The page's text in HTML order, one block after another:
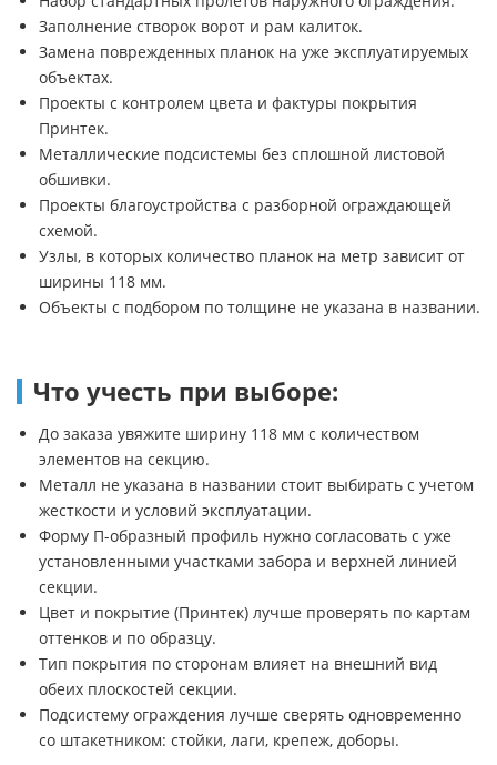
Заполнение створок ворот и рам калиток.
Замена поврежденных планок на уже эксплуатируемых
объектах.
Проекты с контролем цвета и фактуры покрытия
Принтек.
Металлические подсистемы без сплошной листовой
обшивки.
Проекты благоустройства с разборной ограждающей
схемой.
Узлы, в которых количество планок на метр зависит от
ширины 118 мм.
Объекты с подбором по толщине не указана в названии.
Что учесть при выборе:
До заказа увяжите ширину 118 мм с количеством
элементов на секцию.
Металл не указана в названии стоит выбирать с учетом
жесткости и условий эксплуатации.
Форму П-образный профиль нужно согласовать с уже
установленными участками забора и верхней линией
секции.
Цвет и покрытие (Принтек) лучше проверять по картам
оттенков и по образцу.
Тип покрытия по сторонам влияет на внешний вид
обеих плоскостей секции.
Подсистему ограждения лучше сверять одновременно
со штакетником: стойки, лаги, крепеж, доборы.